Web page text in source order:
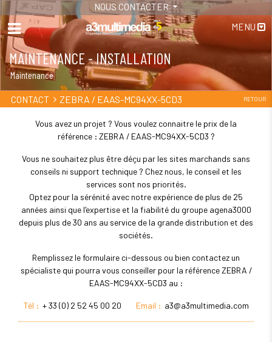
NOUS CONTACTER
MENU
MAINTENANCE - INSTALLATION
Maintenance
CONTACT ZEBRA / EAAS-MC94XX-5CD3 RETOUR
Vous avez un projet ? Vous voulez connaitre le prix de la
référence : ZEBRA / EAAS-MC94XX-5CD3 ?
Vous ne souhaitez plus être déçu par les sites marchands sans
conseils ni support technique ? Chez nous, le conseil et les
services sont nos priorités.
Optez pour la sérénité avec notre expérience de plus de 25
années ainsi que l'expertise et la fiabilité du groupe agena3000
depuis plus de 30 ans au service de la grande distribution et des
sociétés.
Remplissez le formulaire ci-dessous ou bien contactez un
spécialiste qui pourra vous conseiller pour la référence ZEBRA /
EAAS-MC94XX-5CD3 au :
Tél : + 33 (0) 2 52 45 00 20 Email : a3@a3multimedia.com